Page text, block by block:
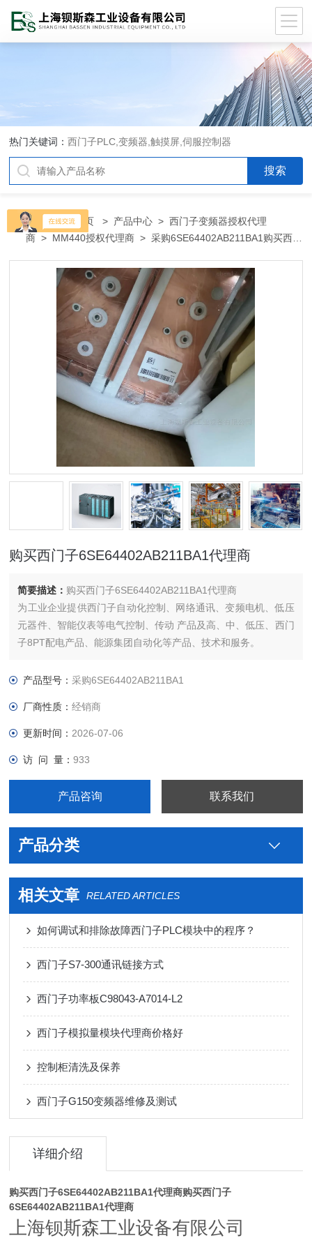
热门关键词：西门子PLC,变频器,触摸屏,伺服控制器
当前位置：首页 > 产品中心 >西门子变频器授权代理
商 > MM440授权代理商 > 采购6SE64402AB211BA1购买西门
购买西门子6SE64402AB211BA1代理商
简要描述： 购买西门子6SE64402AB211BA1代理商
为工业企业提供西门子自动化控制、网络通讯、变频电机、低压
元器件、智能仪表等电气控制、传动 产品及高、中、低压、西门
子8PT配电产品、能源集团自动化等产品、技术和服务。
自动化控制、网络通讯、变频电机、低压元器件、智能仪表等电
集团自
产品型号： 采购6SE64402AB211BA1
厂商性质：经销商
更新时间： 2026-07-06
访 问 量：933
产品咨询 联系我们
产品分类
相关文章 RELATED ARTICLES
如何调试和排除故障西门子PLC模块中的程序？
西门子S7-300通讯链接方式
西门子功率板C98043-A7014-L2
西门子模拟量模块代理商价格好
控制柜清洗及保养
西门子G150变频器维修及测试
详细介绍
购买西门子6SE64402AB211BA1代理商购买西门子
6SE64402AB211BA1代理商
上海钡斯森工业设备有限公司